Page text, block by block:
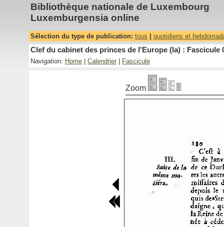
Bibliothèque nationale de Luxembourg
Luxemburgensia online
Sélection du type de publication: tous quotidiens et
Clef du cabinet des princes de l'Europe (la) : Fascicule
Navigation: Home Calendrier Fascicule
Zoom